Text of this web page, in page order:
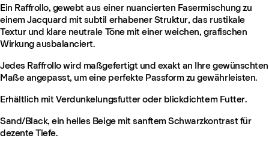
Ein Raffrollo, gewebt aus einer nuancierten Fasermischung zu
einem Jacquard mit subtil erhabener Struktur, das rustikale
Textur und klare neutrale Töne mit einer weichen, grafischen
Wirkung ausbalanciert.
Jedes Raffrollo wird maßgefertigt und exakt an Ihre gewünschten
Maße angepasst, um eine perfekte Passform zu gewährleisten.
Erhältlich mit Verdunkelungsfutter oder blickdichtem Futter.
Sand/Black, ein helles Beige mit sanftem Schwarzkontrast für
dezente Tiefe.